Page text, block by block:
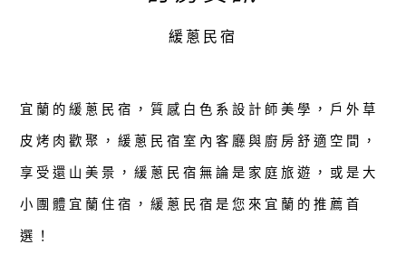
緩蔥民宿
宜蘭的緩蔥民宿，質感白色系設計師美學，戶外草
皮烤肉歡聚，緩蔥民宿室內客廳與廚房舒適空間，
享受還山美景，緩蔥民宿無論是家庭旅遊，或是大
小團體宜蘭住宿，緩蔥民宿是您來宜蘭的推薦首
選！